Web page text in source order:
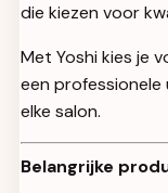
die kiezen voor
Met Yoshi kies je
een
elke salon.
Belangrijke